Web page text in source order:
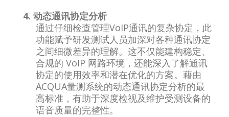
4. 动态通讯协定分析
通过仔细检查管理VoIP通讯的复杂协定，此
功能赋予研发测试人员加深对各种通讯协定
之间细微差异的理解。这不仅能建构稳定、
合规的 VoIP 网路环境，还能深入了解通讯
协定的使用效率和潜在优化的方案。藉由
ACQUA量测系统的动态通讯协定分析的最
高标准，有助于深度检视及维护受测设备的
语音质量的完整性。